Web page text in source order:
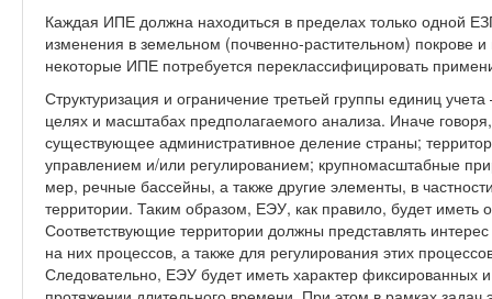
Каждая ИПЕ должна находиться в пределах только одной
изменения в земельном (почвенно-растительном) покрове
некоторые ИПЕ потребуется переклассифицировать
Структуризация и ограничение третьей группы единиц
целях и масштабах предполагаемого анализа. Иначе
существующее административное деление страны;
управлением и/или регулированием; крупномасштабные
мер, речные бассейны, а также другие элементы, в
территории. Таким образом, ЕЭУ, как правило, будет иметь
Соответствующие территории должны представлять
на них процессов, а также для регулирования этих
Следовательно, ЕЭУ будет иметь характер